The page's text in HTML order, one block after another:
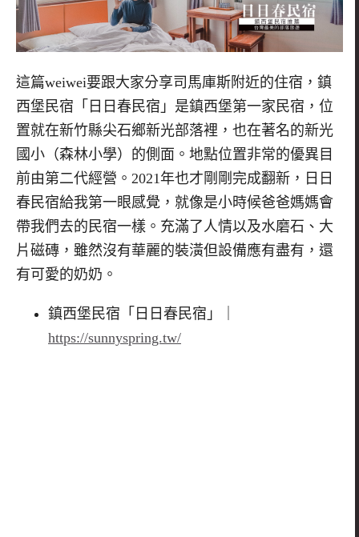
這篇weiwei要跟大家分享司馬庫斯附近的住宿，鎮
西堡民宿「日日春民宿」是鎮西堡第一家民宿，位
置就在新竹縣尖石鄉新光部落裡，也在著名的新光
國小（森林小學）的側面。地點位置非常的優異目
前由第二代經營。 2021年也才剛剛完成翻新，日日
春民宿給我第一眼感覺，就像是小時候爸爸媽媽會
帶我們去的民宿一樣。充滿了人情以及水磨石、大
片磁磚，雖然沒有華麗的裝潢但設備應有盡有，還
有可愛的奶奶。
鎮西堡民宿「日日春民宿」｜
https://sunnyspring.tw/